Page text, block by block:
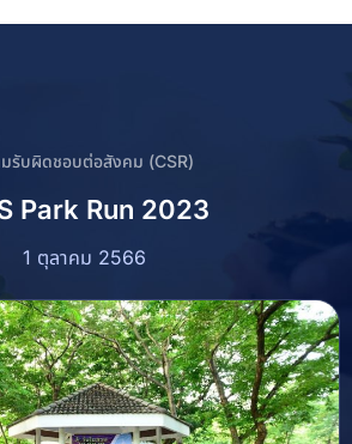
มรับผิดชอบต่อสังคม (CSR)
Park Run 2023
1 ตุลาคม 2566